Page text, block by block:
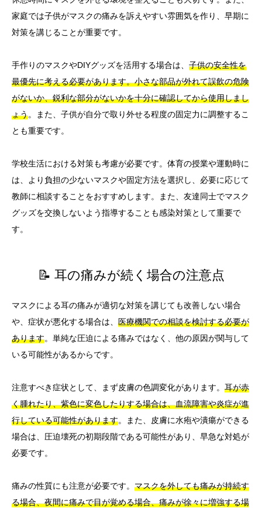
家庭では子供がマスクの痛みを訴えやすい雰囲気を作り、早期に
対策を講じることが重要です。
手作りのマスクやDIYグッズを活用する場合は、 子供の安全性を
最優先に考える必要があります。小さな部品が外れて誤飲の危険
がないか、鋭利な部分がないかを十分に確認してから使用しまし
ょう。また、子供が自分で取り外せる程度の固定力に調整するこ
とも重要です。
学校生活における対策も考慮が必要です。体育の授業や運動時に
は、より負担の少ないマスクや固定方法を選択し、必要に応じて
教師に相談することをおすすめします。また、友達同士でマスク
グッズを交換しないよう指導することも感染対策として重要で
す。
📝 耳の痛みが続く場合の注意点
マスクによる耳の痛みが適切な対策を講じても改善しない場合
や、症状が悪化する場合は、 医療機関での相談を検討する必要が
あります。単純な圧迫による痛みではなく、他の原因が関与して
いる可能性があるからです。
注意すべき症状として、まず皮膚の色調変化があります。 耳が赤
く腫れたり、紫色に変色したりする場合は、血流障害や炎症が進
行している可能性があります。また、皮膚に水疱や潰瘍ができる
場合は、圧迫壊死の初期段階である可能性があり、早急な対処が
必要です。
痛みの性質にも注意が必要です。 マスクを外しても痛みが持続す
る場合、夜間に痛みで目が覚める場合、痛みが徐々に増強する場